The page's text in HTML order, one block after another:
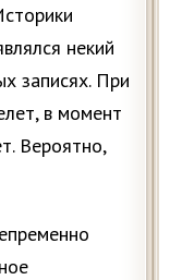
некий
записях. При
в момент
Вероятно,